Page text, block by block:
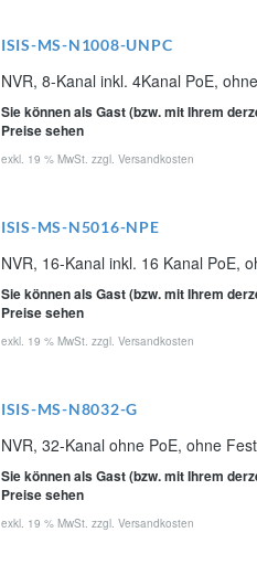
ISIS-MS-N1008-UNPC
NVR, 8-Kanal inkl. 4Kanal PoE,
Sie können als Gast (bzw. mit Ihrem
Preise sehen
exkl. 19 % MwSt. zzgl. Versandkosten
ISIS-MS-N5016-NPE
NVR, 16-Kanal inkl. 16 Kanal PoE,
Sie können als Gast (bzw. mit Ihrem
Preise sehen
exkl. 19 % MwSt. zzgl. Versandkosten
ISIS-MS-N8032-G
NVR, 32-Kanal ohne PoE, ohne
Sie können als Gast (bzw. mit Ihrem
Preise sehen
exkl. 19 % MwSt. zzgl. Versandkosten